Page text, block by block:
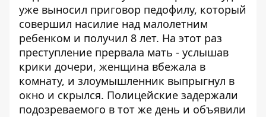
уже выносил приговор педофилу, который
совершил насилие над малолетним
ребенком и получил 8 лет. На этот раз
преступление прервала мать - услышав
крики дочери, женщина вбежала в
комнату, и злоумышленник выпрыгнул в
окно и скрылся. Полицейские задержали
подозреваемого в тот же день и объявили